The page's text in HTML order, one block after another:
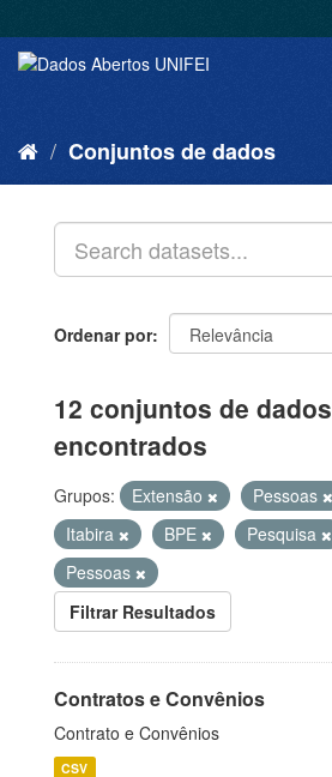
Conjuntos de dados
Ordenar por
12 conjuntos de dados
encontrados
Grupos: Extensão Pessoas
Itabira
BPE Pesquisa
Pessoas
Filtrar Resultados
Contratos e Convênios
Contrato e Convênios
CSV